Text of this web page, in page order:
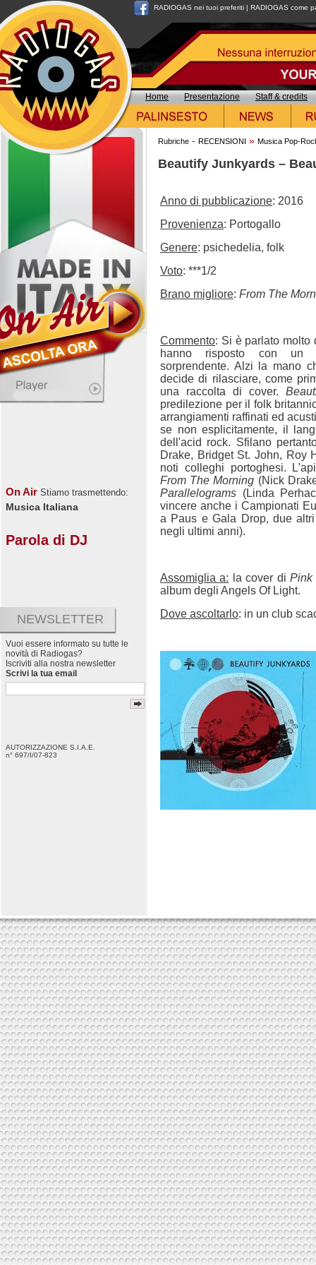
RADIOGAS nei tuoi preferiti | RADIOGAS come
Home Presentazione Staff & credits
On Air Stiamo trasmettendo:
Musica Italiana
Parola di DJ
NEWSLETTER
Vuoi essere informato su tutte le
novità di Radiogas?
Iscriviti alla nostra newsletter
Scrivi la tua email
AUTORIZZAZIONE S.I.A.E.
n° 697/I/07-823
Rubriche - RECENSIONI » Musica Pop-
Beautify Junkyards –
Anno di pubblicazione: 2016
Provenienza: Portogallo
Genere: psichedelia, folk
Voto: ***1/2
Brano migliore: From The
Commento: Si è parlato molto
hanno risposto con un
sorprendente. Alzi la mano
decide di rilasciare, come
una raccolta di cover.
predilezione per il folk
arrangiamenti raffinati ed
se non esplicitamente, il
dell'acid rock. Sfilano
Drake, Bridget St. John, Roy
noti colleghi portoghesi.
From The Morning (Nick
Parallelograms (Linda
vincere anche i Campionati
a Paus e Gala Drop, due
negli ultimi anni).
Assomiglia a: la cover diPink
album degli Angels Of Light.
Dove ascoltarlo: in un club